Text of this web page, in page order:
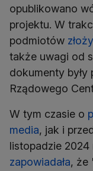
opublikowano
projektu. W
podmiotów
także uwagi od
dokumenty były
Rządowego
W tym czasie o
media, jak i
listopadzie 2024
zapowiadała, że